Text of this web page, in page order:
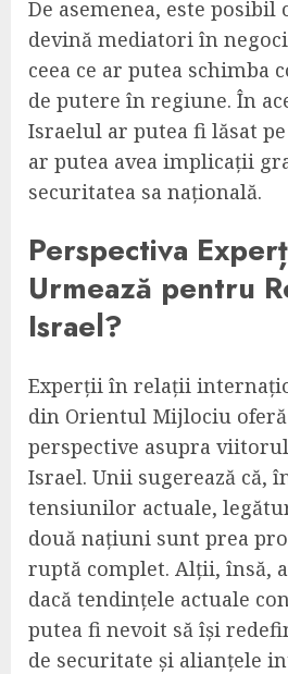
De asemenea, este posibil
devină mediatori în
ceea ce ar putea schimba
de putere în regiune. În
Israelul ar putea fi lăsat
ar putea avea implicații
securitatea sa națională.
Perspectiva
Urmează pentru
Israel?
Experții în relații
din Orientul Mijlociu
perspective asupra
Israel. Unii sugerează că,
tensiunilor actuale,
două națiuni sunt prea
ruptă complet. Alții, însă,
dacă tendințele actuale
putea fi nevoit să își
de securitate și alianțele